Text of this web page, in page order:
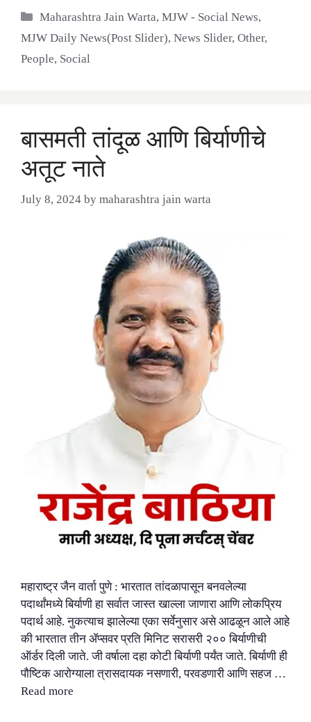
Categories
Maharashtra Jain Warta,MJW - Social News,
MJW Daily News(Post Slider), News Slider, Other,
People, Social
बासमती तांदूळ आणि बिर्याणीचे
अतूट नाते
July 8, 2024 by maharashtra jain warta
महाराष्ट्र जैन वार्ता पुणे : भारतात तांदळापासून बनवलेल्या
पदार्थांमध्ये बिर्याणी हा सर्वात जास्त खाल्ला जाणारा आणि लोकप्रिय
पदार्थ आहे. नुकत्याच झालेल्या एका सर्वेनुसार असे आढळून आले आहे
की भारतात तीन ॲप्सवर प्रति मिनिट सरासरी २०० बिर्याणीची
ऑर्डर दिली जाते. जी वर्षाला दहा कोटी बिर्याणी पर्यंत जाते. बिर्याणी ही
पौष्टिक आरोग्याला त्रासदायक नसणारी, परवडणारी आणि सहज …
Read more